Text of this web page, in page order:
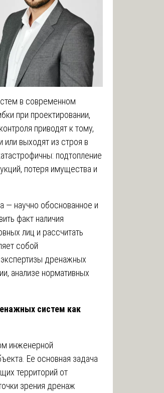
в современном
при проектировании,
приводят к тому,
выходят из строя в
подтопление
потеря имущества и
— научно обоснованное и
факт наличия
лиц и рассчитать
собой
дренажных
анализе нормативных
систем как
инженерной
Ее основная задача
территорий от
зрения дренаж